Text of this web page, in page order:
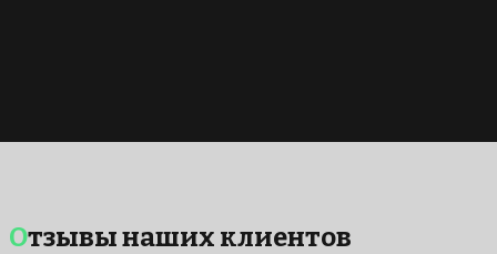
Отзывы наших клиентов